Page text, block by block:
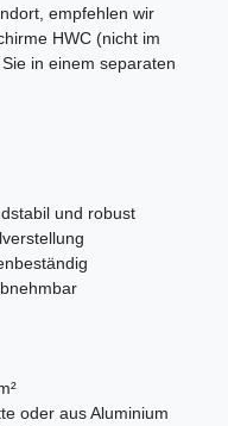
empfehlen wir
HWC (nicht im
in einem separaten
und robust
oder aus Aluminium